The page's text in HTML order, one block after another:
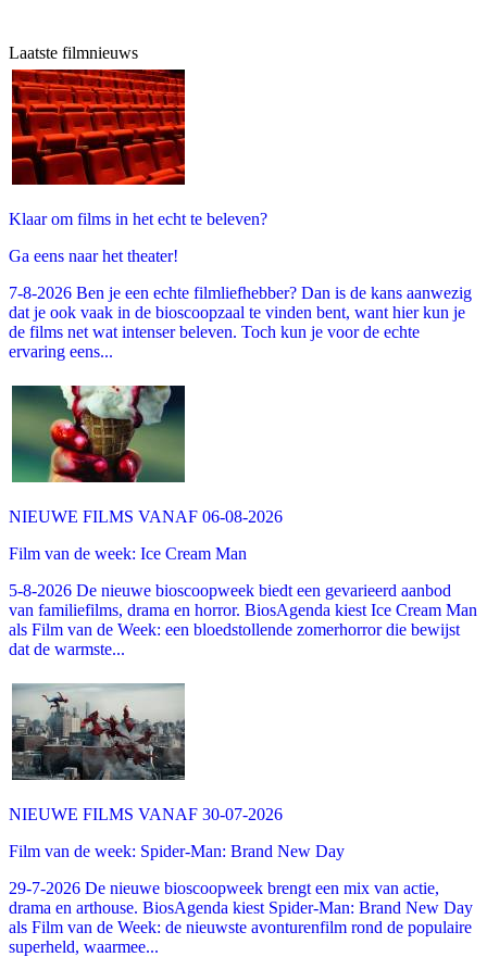
Laatste filmnieuws
Klaar om films in het echt te beleven?
Ga eens naar het theater!
7-8-2026 Ben je een echte filmliefhebber? Dan is de kans aanwezig
dat je ook vaak in de bioscoopzaal te vinden bent, want hier kun je
de films net wat intenser beleven. Toch kun je voor de echte
ervaring eens...
NIEUWE FILMS VANAF 06-08-2026
Film van de week: Ice Cream Man
5-8-2026 De nieuwe bioscoopweek biedt een gevarieerd aanbod
van familiefilms, drama en horror. BiosAgenda kiest Ice Cream Man
als Film van de Week: een bloedstollende zomerhorror die bewijst
dat de warmste...
NIEUWE FILMS VANAF 30-07-2026
Film van de week: Spider-Man: Brand New Day
29-7-2026 De nieuwe bioscoopweek brengt een mix van actie,
drama en arthouse. BiosAgenda kiest Spider-Man: Brand New Day
als Film van de Week: de nieuwste avonturenfilm rond de populaire
superheld, waarmee...